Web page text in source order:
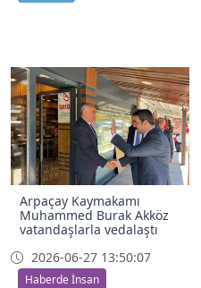
Arpaçay Kaymakamı
Muhammed Burak Akköz
vatandaşlarla vedalaştı
2026-06-27 13:50:07
Haberde İnsan